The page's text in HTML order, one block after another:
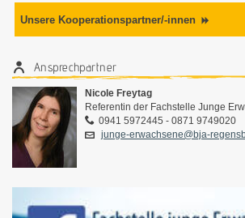
Unsere Kooperationspartner/-innen
Ansprechpartner
Nicole Freytag
Referentin der Fachstelle Junge
0941 5972445 - 0871 9749020
junge-erwachsene@bja-